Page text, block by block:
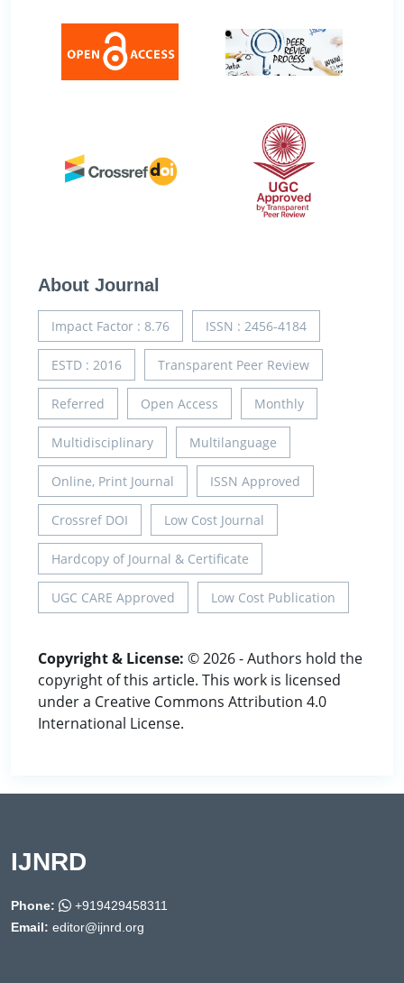
About Journal
Impact Factor : 8.76 ISSN : 2456-4184
ESTD : 2016 Transparent Peer Review
Referred Open Access Monthly
Multidisciplinary Multilanguage
Online, Print Journal ISSN Approved
Crossref DOI Low Cost Journal
Hardcopy of Journal & Certificate
UGC CARE Approved Low Cost Publication
Copyright & License: © 2026 - Authors hold the
copyright of this article. This work is licensed
under a Creative Commons Attribution 4.0
International License.
IJNRD
Phone:
+919429458311
Email: editor@ijnrd.org